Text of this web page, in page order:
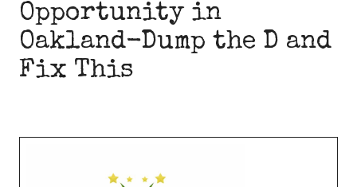
Opportunity in
Oakland-Dump the D and
Fix This